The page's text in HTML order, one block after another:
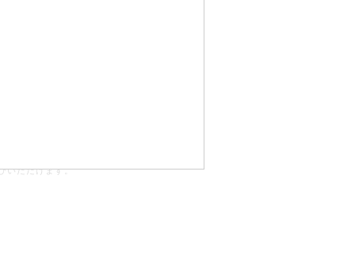
いただけます。